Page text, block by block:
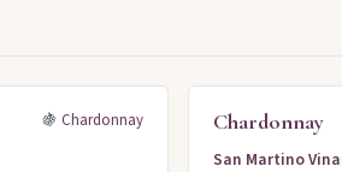
(2) Malvazija istarska, Teran (2)
🍇 Chardonnay Chardonnay
San Martino